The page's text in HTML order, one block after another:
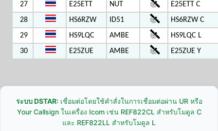
27
E25ETT NUT
E25ETT C
28
HS6RZW ID51
HS6RZW C
29
HS9LQC AMBE
HS9LQC L
30
E25ZUE AMBE E25ZUE Y
ระบบ DSTAR:เชื่อมต่อโดยใช้คำสั่งในการเชื่อมต่อผ่าน UR หรือ
Your Callsign ในเครื่อง Icom เช่น REF822CL สำหรับโมดูล C
และ REF822LL สำหรับโมดูล L